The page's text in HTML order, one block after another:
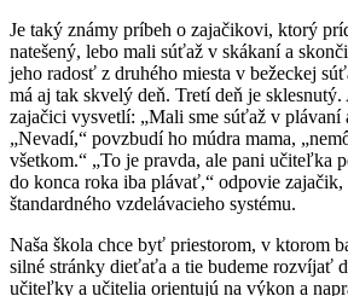
Je taký známy príbeh o zajačikovi, ktorý
natešený, lebo mali súťaž v skákaní a
jeho radosť z druhého miesta v bežeckej
má aj tak skvelý deň. Tretí deň je sklesnutý.
zajačici vysvetlí: „Mali sme súťaž v plávaní
„Nevadí,“ povzbudí ho múdra mama,
všetkom.“ „To je pravda, ale pani učiteľka
do konca roka iba plávať,“ odpovie
štandardného vzdelávacieho systému.
Naša škola chce byť priestorom, v ktorom
silné stránky dieťaťa a tie budeme rozvíjať
učiteľky a učitelia orientujú na výkon a